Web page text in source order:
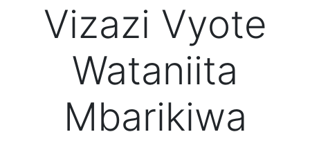
Vizazi Vyote
Wataniita
Mbarikiwa